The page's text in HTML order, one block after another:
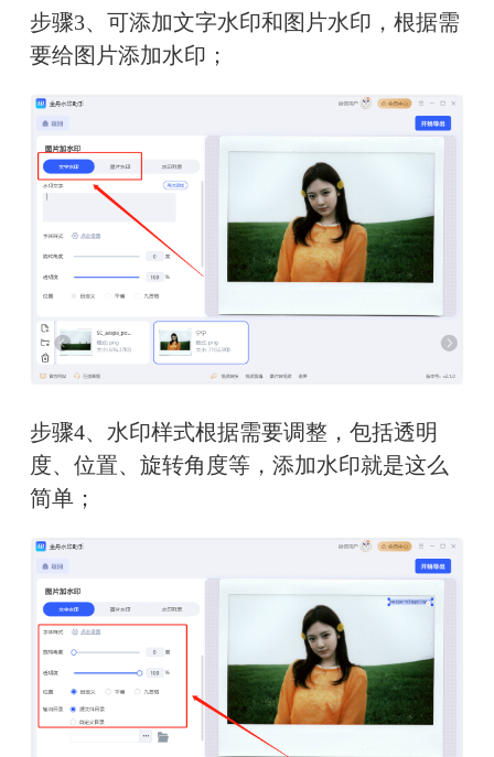
步骤3、可添加文字水印和图片水印，根据需
要给图片添加水印；
步骤4、水印样式根据需要调整，包括透明
度、位置、旋转角度等，添加水印就是这么
简单；